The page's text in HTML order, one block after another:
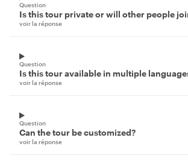
Question
Is this tour private or will other people
voir la réponse
Question
Is this tour available in multiple
voir la réponse
Question
Can the tour be customized?
voir la réponse